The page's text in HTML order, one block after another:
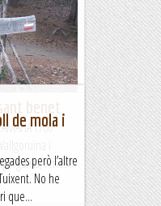
T700
i
i més...
de mola i
però l’altre
No he
que...